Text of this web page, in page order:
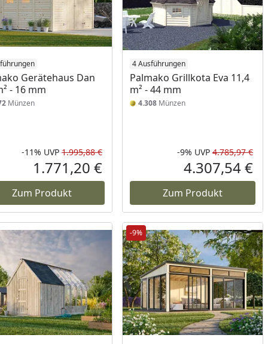
Preis
Gerätehaus Dan
- 16 mm
Münzen
Rabatt in Prozent
-11%
Ursprünglicher Preis
UVP 1.995,88 €
Aktueller Preis
1.771,20 €
Zum Produkt
4 Ausführungen
Palmako Grillkota Eva 11,4
m² - 44 mm
4.308 Münzen
-9% UVP 4.785,97 €
4.307,54 €
Zum Produkt
-9%